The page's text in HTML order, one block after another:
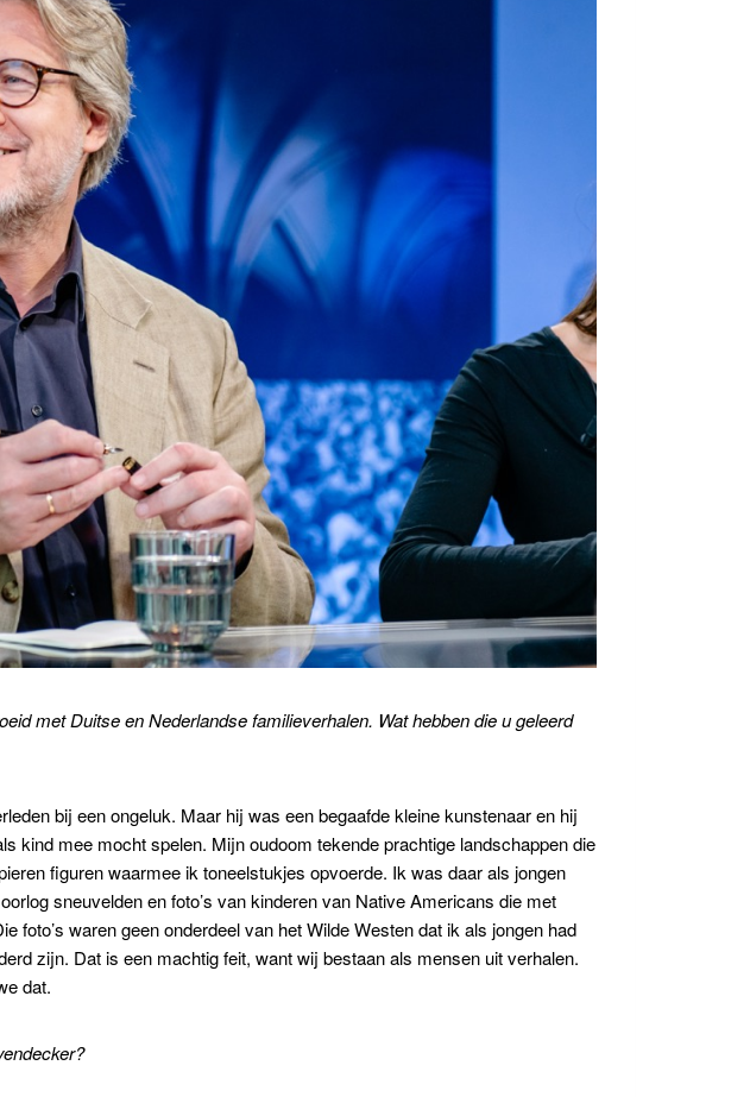
met Duitse en Nederlandse familieverhalen. Wat hebben die u geleerd
bij een ongeluk. Maar hij was een begaafde kleine kunstenaar en hij
kind mee mocht spelen. Mijn oudoom tekende prachtige landschappen die
figuren waarmee ik toneelstukjes opvoerde. Ik was daar als jongen
sneuvelden en foto’s van kinderen van Native Americans die met
waren geen onderdeel van het Wilde Westen dat ik als jongen had
zijn. Dat is een machtig feit, want wij bestaan als mensen uit verhalen.
dat.